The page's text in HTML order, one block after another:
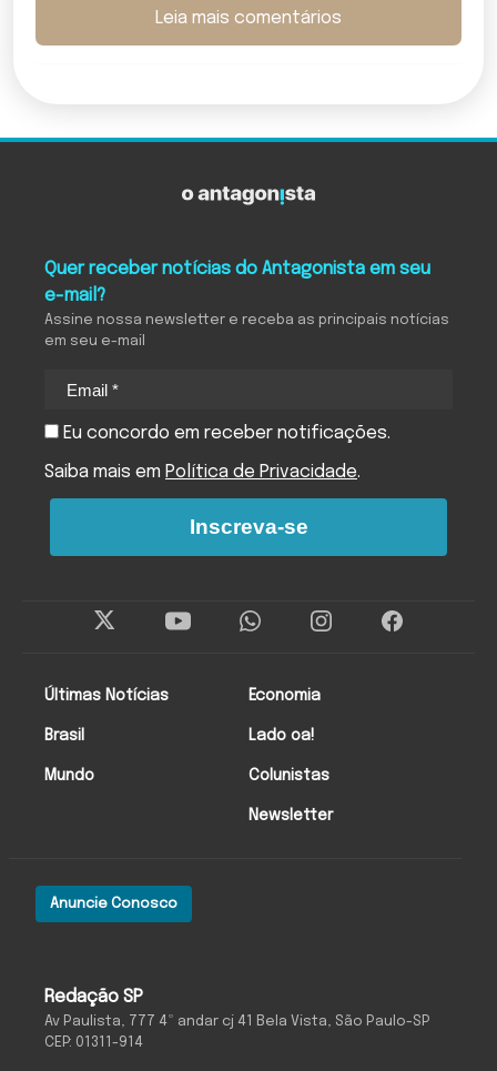
Leia mais comentários
Redação SP
Av Paulista, 777 4º andar cj 41 Bela Vista, São Paulo-SP
CEP: 01311-914
Anuncie Conosco
Últimas Notícias
Brasil
Mundo
Economia
Lado oa!
Colunistas
Newsletter
Quer receber notícias do Antagonista em seu
e-mail?
Assine nossa newsletter e receba as principais notícias
em seu e-mail
Eu concordo em receber notificações.
Saiba mais em Política de Privacidade.
Inscreva-se